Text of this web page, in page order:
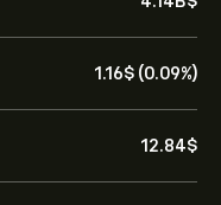
1.16‎$‎ (0.09%)
12.84‎$‎